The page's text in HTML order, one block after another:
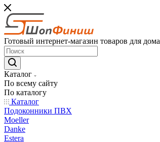
Готовый интернет-магазин товаров для дома
Каталог
По всему сайту
По каталогу
Каталог
Подоконники ПВХ
Moeller
Danke
Estera